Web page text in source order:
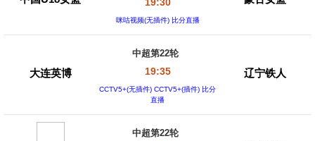
咪咕视频(无插件) 比分直播
大连英博
中超第22轮
19:35
CCTV5+(无插件) CCTV5+(插件) 比分
直播
辽宁铁人
中超第22轮